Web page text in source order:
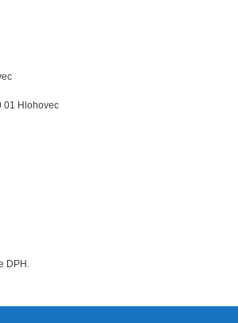
01 Hlohovec
DPH.